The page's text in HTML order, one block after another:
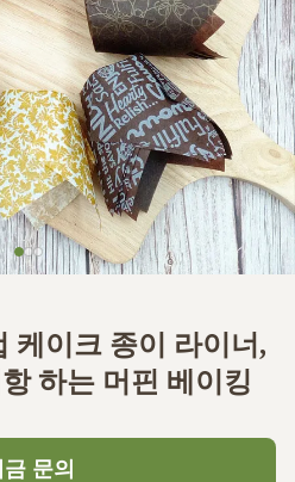
케이크 종이 라이너,
하는 머핀 베이킹
금 문의